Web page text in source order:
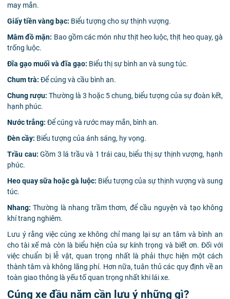
may mắn.
Giấy tiền vàng bạc: Biểu tượng cho sự thịnh vượng.
Mâm đồ mặn: Bao gồm các món như thịt heo luộc, thịt heo quay, gà
trống luộc.
Đĩa gạo muối và đĩa gạo: Biểu thị sự bình an và sung túc.
Chum trà: Để cúng và cầu bình an.
Chung rượu: Thường là 3 hoặc 5 chung, biểu tượng của sự đoàn kết,
hạnh phúc.
Nước trắng: Để cúng và rước may mắn, bình an.
Đèn cầy: Biểu tượng của ánh sáng, hy vọng.
Trầu cau: Gồm 3 lá trầu và 1 trái cau, biểu thị sự thịnh vượng, hạnh
phúc.
Heo quay sữa hoặc gà luộc: Biểu tượng của sự thịnh vượng và sung
túc.
Nhang: Thường là nhang trầm thơm, để cầu nguyện và tạo không
khí trang nghiêm.
Lưu ý rằng việc cúng xe không chỉ mang lại sự an tâm và bình an
cho tài xế mà còn là biểu hiện của sự kính trọng và biết ơn. Đối với
việc chuẩn bị lễ vật, quan trọng nhất là phải thực hiện một cách
thành tâm và không lãng phí. Hơn nữa, tuân thủ các quy định về an
toàn giao thông là yếu tố quan trọng nhất khi lái xe.
Cúng xe đầu năm cần lưu ý những gì?